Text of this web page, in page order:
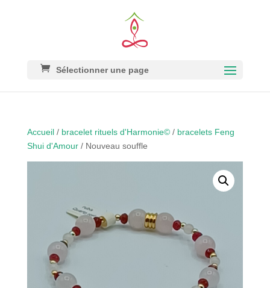
Sélectionner une page
Accueil/ bracelet rituels d'Harmonie©/ bracelets Feng
Shui d'Amour/ Nouveau souffle